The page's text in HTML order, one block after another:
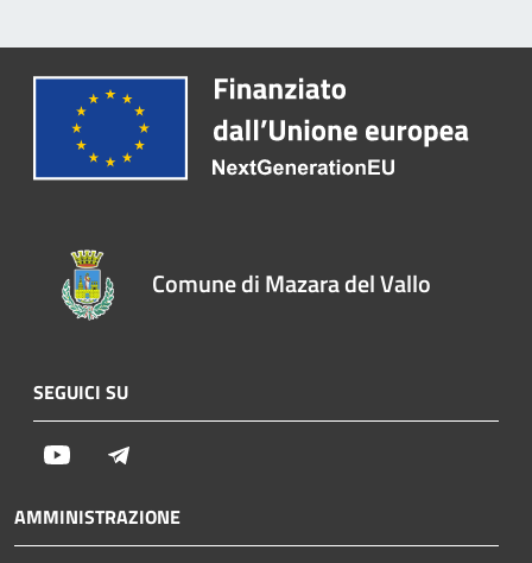
Comune di Mazara del Vallo
SEGUICI SU
Youtube
AMMINISTRAZIONE